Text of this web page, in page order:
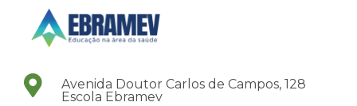
Avenida Doutor Carlos de Campos, 128
Escola Ebramev